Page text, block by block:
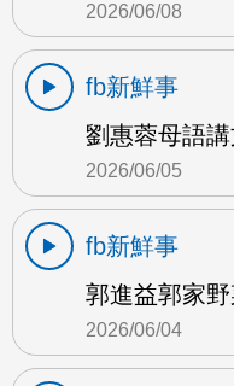
2026/06/08
fb新鮮事
劉惠蓉母語
2026/06/05
fb新鮮事
郭進益郭家
2026/06/04